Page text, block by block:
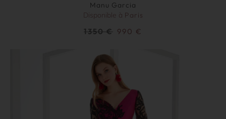
Manu Garcia
Disponible à Paris
1350€ 990 €